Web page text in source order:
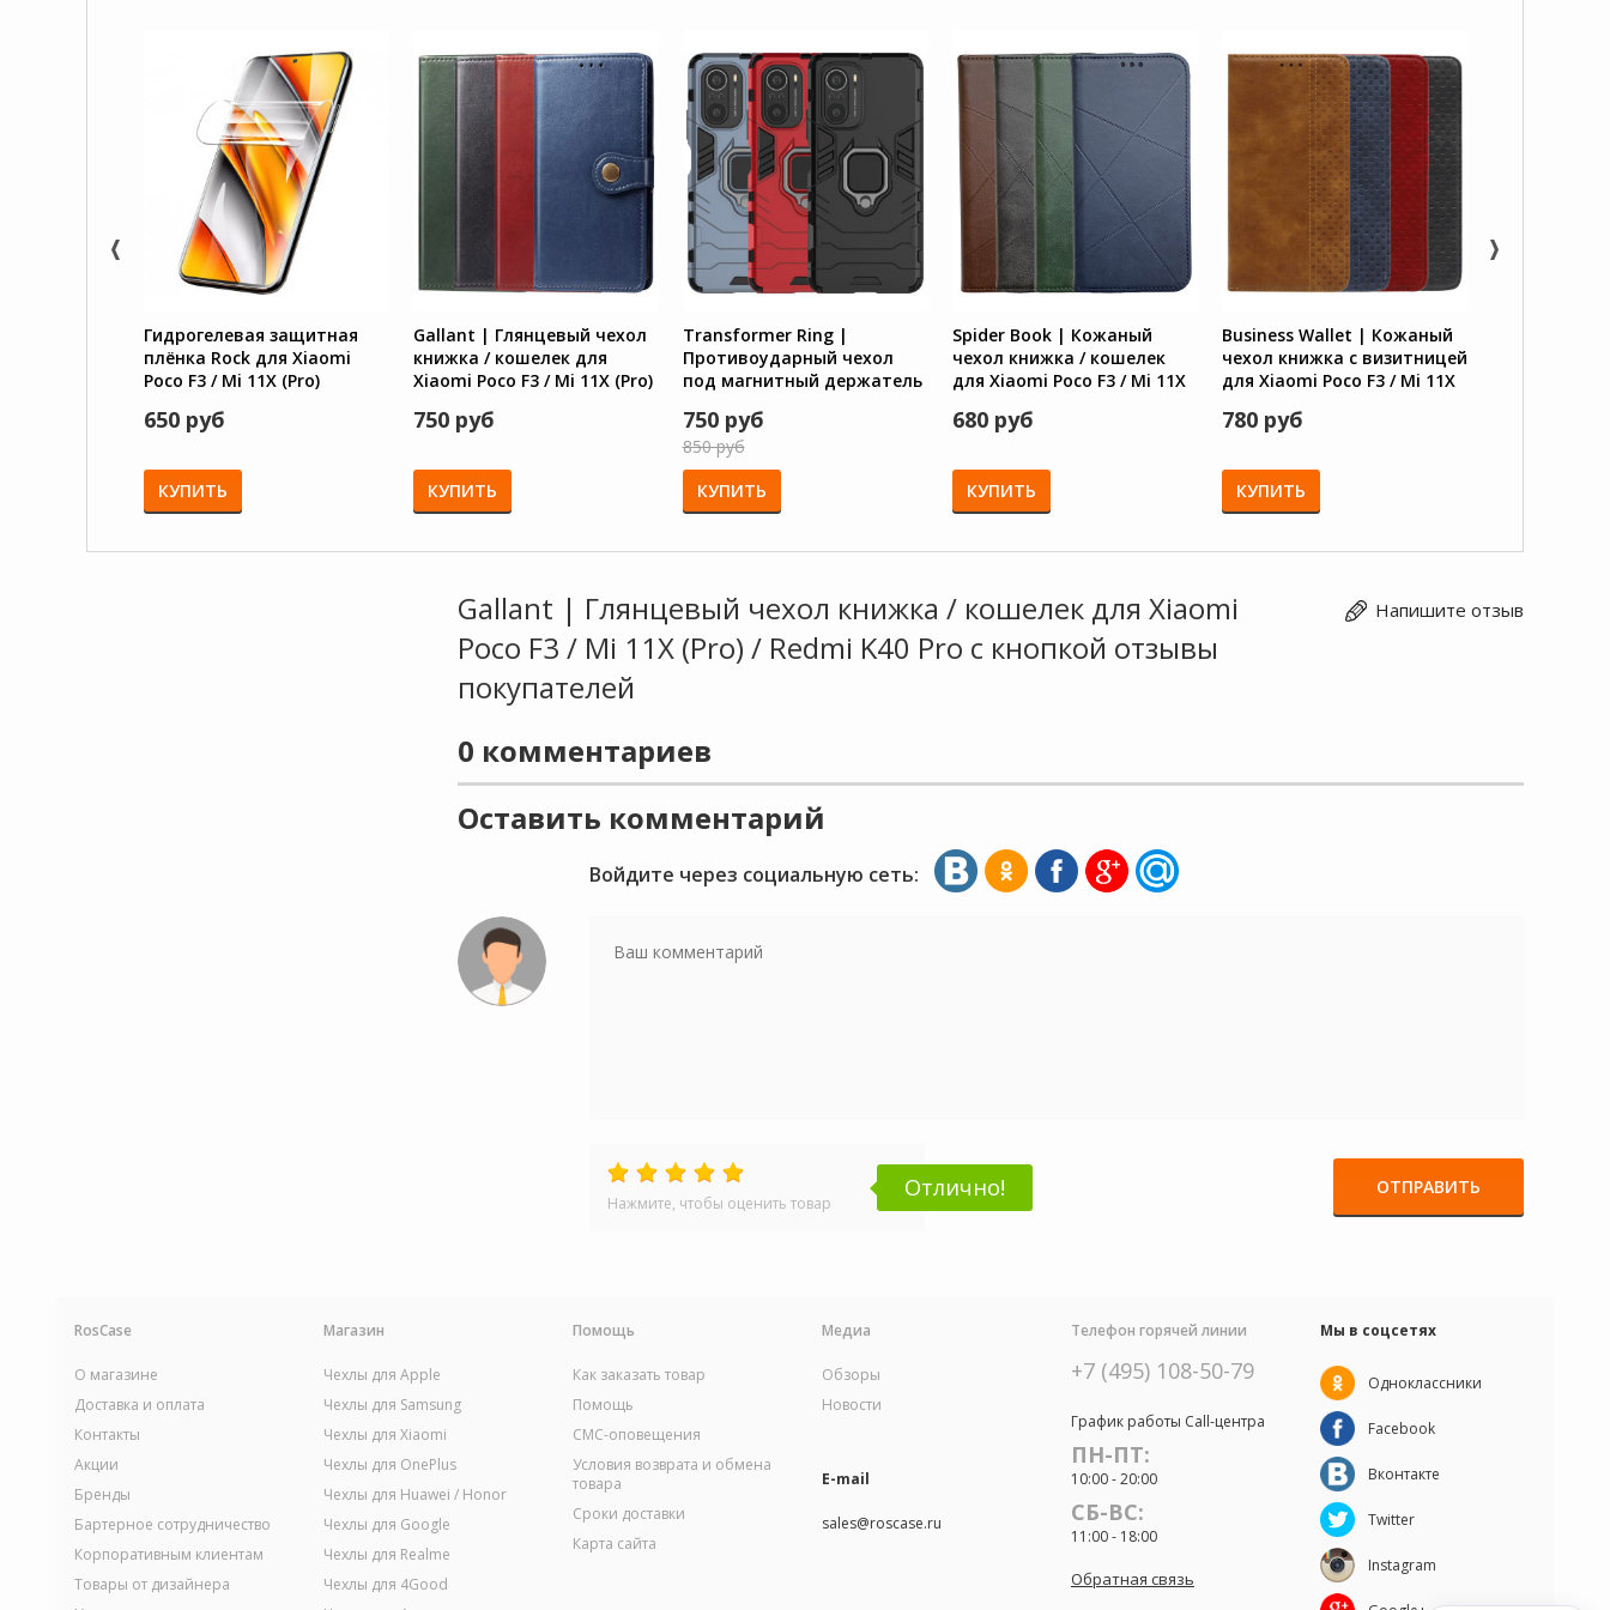
Гидрогелевая защитная
плёнка Rock для Xiaomi
Poco F3 / Mi 11X (Pro)
650 руб
КУПИТЬ
Gallant | Глянцевый чехол
книжка / кошелек для
Xiaomi Poco F3 / Mi 11X (Pro)
750 руб
КУПИТЬ
Transformer Ring |
Противоударный чехол
под магнитный держатель
(Pro) / Redmi K40
750 руб
850 руб
КУПИТЬ
Spider Book | Кожаный
чехол книжка / кошелек
для Xiaomi Poco F3 / Mi 11X
680 руб
КУПИТЬ
Business Wallet | Кожаный
чехол книжка с визитницей
для Xiaomi Poco F3 / Mi 11X
780 руб
КУПИТЬ
Gallant | Глянцевый чехол книжка / кошелек для Xiaomi
Poco F3 / Mi 11X (Pro) / Redmi K40 Pro с кнопкой отзывы
покупателей
Напишите отзыв
0 комментариев
Оставить комментарий
Войдите через социальную сеть:
Отлично!
Нажмите, чтобы оценить товар
ОТПРАВИТЬ
RosCase
О магазине
Доставка и оплата
Контакты
Акции
Бренды
Бартерное сотрудничество
Корпоративным клиентам
Товары от дизайнера
Магазин
Чехлы для Apple
Чехлы для Samsung
Чехлы для Xiaomi
Чехлы для OnePlus
Чехлы для Huawei / Honor
Чехлы для Google
Чехлы для Realme
Чехлы для 4Good
Помощь
Как заказать товар
Помощь
СМС-оповещения
Условия возврата и обмена
товара
Сроки доставки
Карта сайта
Медиа
Обзоры
Новости
E-mail
sales@roscase.ru
Телефон горячей линии
+7 (495) 108-50-79
График работы Call-центра
ПН-ПТ:
10:00 - 20:00
СБ-ВС:
11:00 - 18:00
Обратная связь
Мы в соцсетях
Одноклассники
Facebook
Вконтакте
Twitter
Instagram